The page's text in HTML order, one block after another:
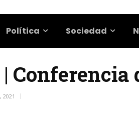
Política Sociedad
Conferencia
2021